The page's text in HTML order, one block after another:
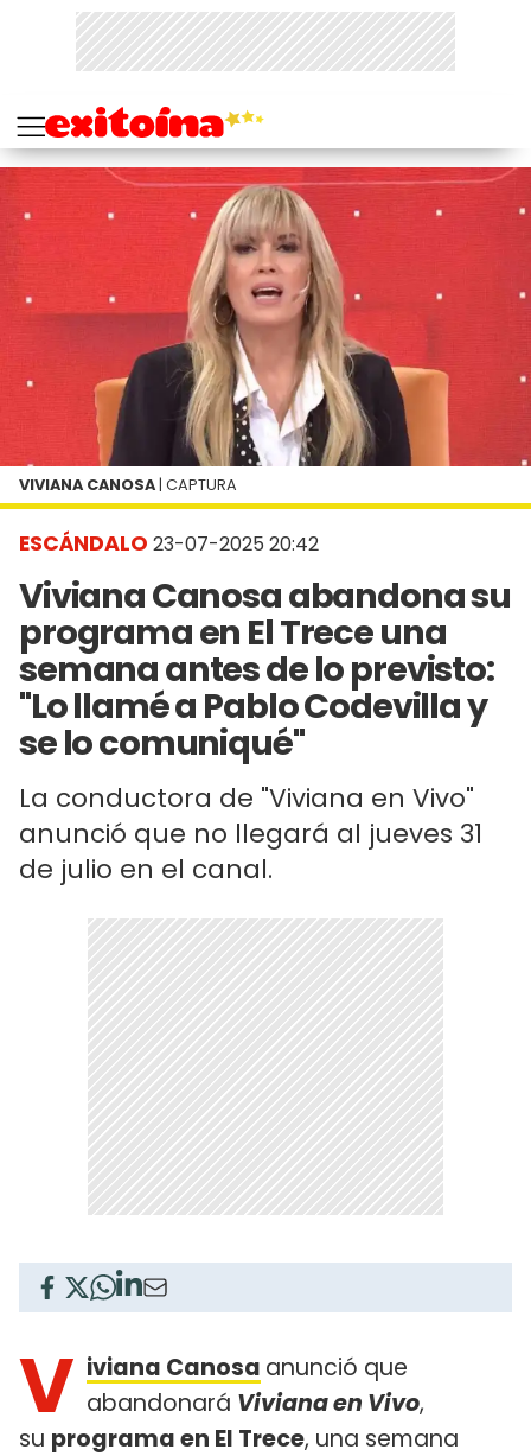
ESCÁNDALO 23-07-2025 20:42
Viviana Canosa abandona su
programa en El Trece una
semana antes de lo previsto:
"Lo llamé a Pablo Codevilla y
se lo comuniqué"
La conductora de "Viviana en Vivo"
anunció que no llegará al jueves 31
de julio en el canal.
VIVIANA CANOSA | CAPTURA
V iviana Canosa anunció que
abandonará Viviana en Vivo,
su programa en El Trece, una semana